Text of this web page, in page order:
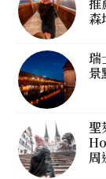
推
森
瑞
景
聖
周